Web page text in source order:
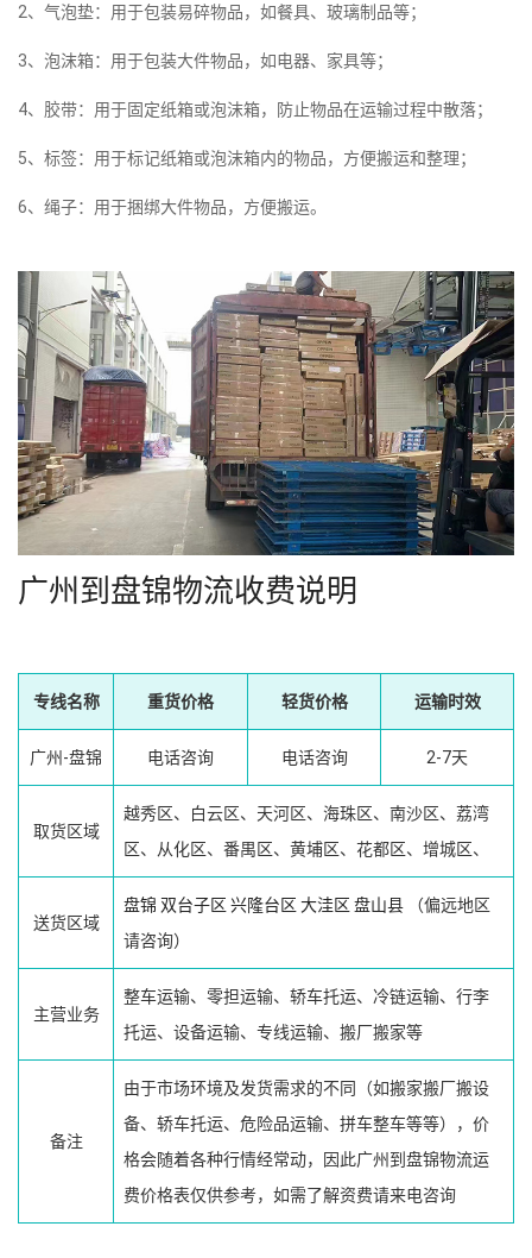
2、气泡垫：用于包装易碎物品，如餐具、玻璃制品等；
3、泡沫箱：用于包装大件物品，如电器、家具等；
4、胶带：用于固定纸箱或泡沫箱，防止物品在运输过程中散落；
5、标签：用于标记纸箱或泡沫箱内的物品，方便搬运和整理；
6、绳子：用于捆绑大件物品，方便搬运。
广州到盘锦物流收费说明
专线名称 重货价格 轻货价格 运输时效
广州-盘锦 电话咨询 电话咨询 2-7天
取货区域
越秀区、白云区、天河区、海珠区、南沙区、荔湾
区、从化区、番禺区、黄埔区、花都区、增城区、
送货区域
盘锦 双台子区 兴隆台区 大洼区 盘山县 （偏远地区
请咨询）
主营业务
整车运输、零担运输、轿车托运、冷链运输、行李
托运、设备运输、专线运输、搬厂搬家等
备注
由于市场环境及发货需求的不同（如搬家搬厂搬设
备、轿车托运、危险品运输、拼车整车等等），价
格会随着各种行情经常动，因此广州到盘锦物流运
费价格表仅供参考，如需了解资费请来电咨询